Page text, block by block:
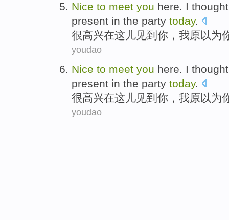
Nice to meet you here. I thought
present in the party today.
很高兴在这儿见到 你 ， 我原以为
youdao
Nice to meet you here. I thought
present in the party today.
很高兴在这儿见到 你 ， 我原以为
youdao